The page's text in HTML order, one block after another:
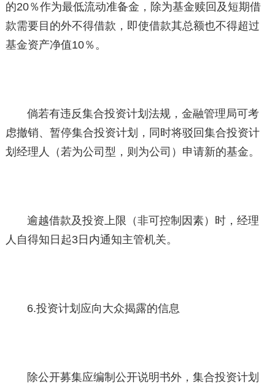
的20％作为最低流动准备金，除为基金赎回及短期借
款需要目的外不得借款，即使借款其总额也不得超过
基金资产净值10％。
倘若有违反集合投资计划法规，金融管理局可考
虑撤销、暂停集合投资计划，同时将驳回集合投资计
划经理人（若为公司型，则为公司）申请新的基金。
逾越借款及投资上限（非可控制因素）时，经理
人自得知日起3日内通知主管机关。
6.投资计划应向大众揭露的信息
除公开募集应编制公开说明书外，集合投资计划